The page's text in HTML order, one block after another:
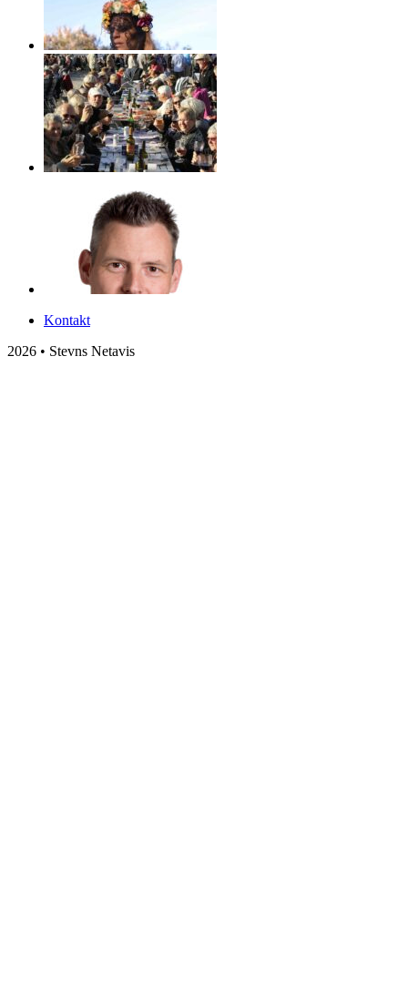
Kontakt
2026 • Stevns Netavis